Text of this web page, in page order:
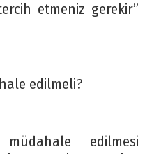
etmeniz gerekir”
edilmeli?
edilmesi